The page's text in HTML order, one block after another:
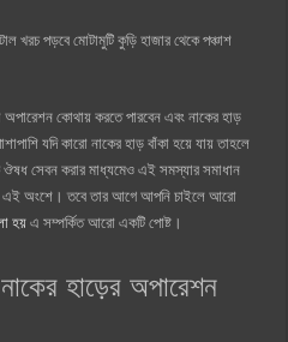
খরচ পড়বে মোটামুটি কুড়ি হাজার থেকে পঞ্চাশ
কোথায় করতে পারবেন এবং নাকের হাড়
যদি কারো নাকের হাড় বাঁকা হয়ে যায় তাহলে
ঔষধ সেবন করার মাধ্যমেও এই সমস্যার সমাধান
এই অংশে। তবে তার আগে আপনি চাইলে আরো
হয় এ সম্পর্কিত আরো একটি পোষ্ট।
হাড়ের অপারেশন